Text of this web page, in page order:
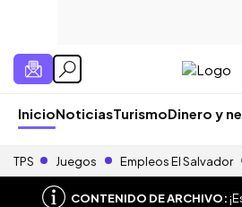
InicioNoticiasTurismoDinero y
TPS Juegos Empleos El Salvador
CONTENIDO DE ARCHIVO: